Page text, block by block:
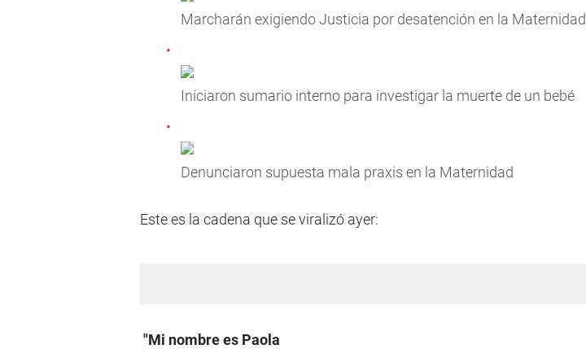
Marcharán exigiendo Justicia por desatención en la Maternidad
Iniciaron sumario interno para investigar la muerte de un bebé
Denunciaron supuesta mala praxis en la Maternidad
Este es la cadena que se viralizó ayer:
"Mi nombre es Paola